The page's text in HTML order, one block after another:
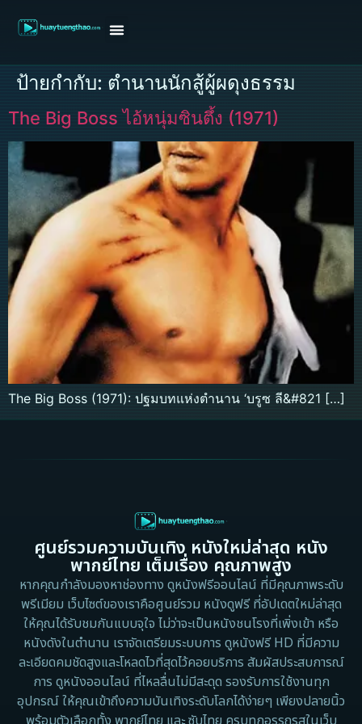
ป้ายกำกับ: ตำนานนักสู้ผู้ผดุงธรรม
The Big Boss ไอ้หนุ่มซินตึ้ง (1971)
The Big Boss (1971): ปฐมบทแห่งตำนาน ‘บรูซ ลี&#821 […]
ศูนย์รวมความบันเทิง หนังใหม่ล่าสุด หนัง
พากย์ไทย เต็มเรื่อง คุณภาพสูง
หากคุณกำลังมองหาช่องทาง ดูหนังฟรีออนไลน์ ที่มีคุณภาพระดับ
พรีเมียม เว็บไซต์ของเราคือศูนย์รวม หนังดูฟรี ที่อัปเดตใหม่ล่าสุด
ให้คุณได้รับชมกันแบบจุใจ ไม่ว่าจะเป็นหนังชนโรงที่เพิ่งเข้า หรือ
หนังดังในตำนาน เราจัดเตรียมระบบการ ดูหนังฟรี HD ที่มีความ
ละเอียดคมชัดสูงและโหลดไวที่สุดไว้คอยบริการ สัมผัสประสบการณ์
การ ดูหนังออนไลน์ ที่ไหลลื่นไม่มีสะดุด รองรับการใช้งานทุก
อุปกรณ์ ให้คุณเข้าถึงความบันเทิงระดับโลกได้ง่ายๆ เพียงปลายนิ้ว